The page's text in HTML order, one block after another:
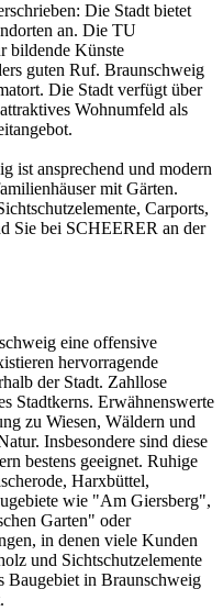
Die Stadt bietet
an. Die TU
bildende Künste
guten Ruf. Braunschweig
Die Stadt verfügt über
Wohnumfeld als
ist ansprechend und modern
mit Gärten.
Carports,
Sie bei SCHEERER an der
eine offensive
hervorragende
der Stadt. Zahllose
Stadtkerns. Erwähnenswerte
zu Wiesen, Wäldern und
Insbesondere sind diese
bestens geeignet. Ruhige
Harxbüttel,
wie "Am Giersberg",
Garten" oder
in denen viele Kunden
und Sichtschutzelemente
Baugebiet in Braunschweig